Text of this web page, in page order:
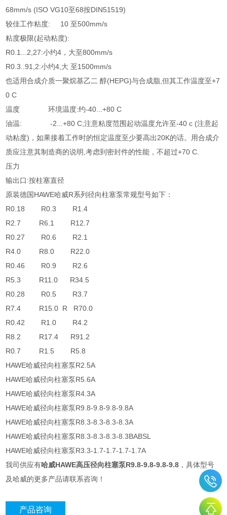
68mm/s (ISO VG10至68按DIN51519)
较佳工作粘度: 10 至500mm/s
粘度极限(起动粘度):
R0.1...2,27:小约4，大至800mm/s
R0.3..91,2:小约4,大 至1500mm/s
也适用合成介质一聚烷基乙二 醇(HEPG)与合成脂,但其工作温度至+7
0 C
温度 环境温度:约-40...+80 C
油温: -2...+80 C;注意粘度范围起动温度允许至-40 c (注意起
动粘度)，如果接着工作时的恒定温度至少要高出20K的话。用合成介
质应注意其制造商的说明,考虑到密封件的性能，不超过+70 C.
压力
输出口:按柱塞直径
原装德国HAWE哈威R系列径向柱塞泵常规型号如下：
R0.18 R0.3 R1.4
R2.7 R6.1 R12.7
R0.27 R0.6 R2.1
R4.0 R8.0 R22.0
R0.46 R0.9 R2.6
R5.3 R11.0 R34.5
R0.28 R0.5 R3.7
R7.4 R15.0 R R70.0
R0.42 R1.0 R4.2
R8.2 R17.4 R91.2
R0.7 R1.5 R5.8
HAWE哈威径向柱塞泵R2.5A
HAWE哈威径向柱塞泵R5.6A
HAWE哈威径向柱塞泵R4.3A
HAWE哈威径向柱塞泵R9.8-9.8-9.8-9.8A
HAWE哈威径向柱塞泵R8.3-8.3-8.3-8.3A
HAWE哈威径向柱塞泵R8.3-8.3-8.3-8.3BABSL
HAWE哈威径向柱塞泵R3.3-1.7-1.7-1.7-1.7A
我司供应有哈威HAWE高压径向柱塞泵R9.8-9.8-9.8-9.8 ，具体型号
及哈威的更多产品请联系咨询！
产品咨询